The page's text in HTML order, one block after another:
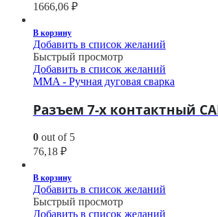
1666,06 ₽
В корзину
Добавить в список желаний
Быстрый просмотр
Добавить в список желаний
MMA - Ручная дуговая сварка
Разъем 7-х контактный
0 out of 5
76,18 ₽
В корзину
Добавить в список желаний
Быстрый просмотр
Добавить в список желаний